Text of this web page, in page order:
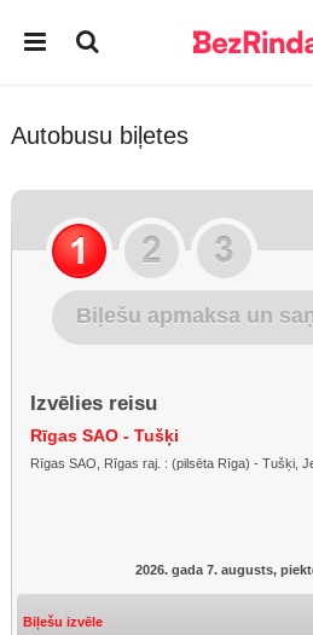
Autobusu biļetes
Biļešu apmaksa un
Izvēlies reisu
Rīgas SAO - Tušķi
Rīgas SAO, Rīgas raj. : (pilsēta Rīga) - Tušķi,
2026. gada 7. augusts,
Biļešu izvēle